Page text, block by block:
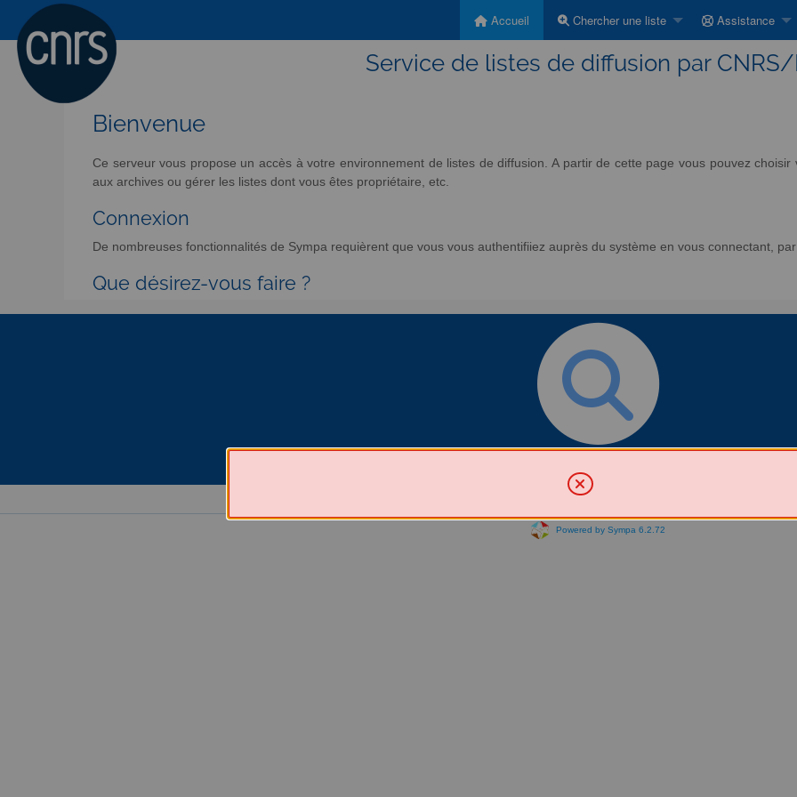
Accueil Chercher une liste Assistance
Service de listes de diffusion par CNRS/
Bienvenue
Ce serveur vous propose un accès à votre environnement de listes de diffusion. A partir de cette page vous pouvez
aux archives ou gérer les listes dont vous êtes propriétaire, etc.
Connexion
De nombreuses fonctionnalités de Sympa requièrent que vous vous authentifiiez auprès du système en vous connectant,
Que désirez-vous faire ?
Powered by Sympa 6.2.72